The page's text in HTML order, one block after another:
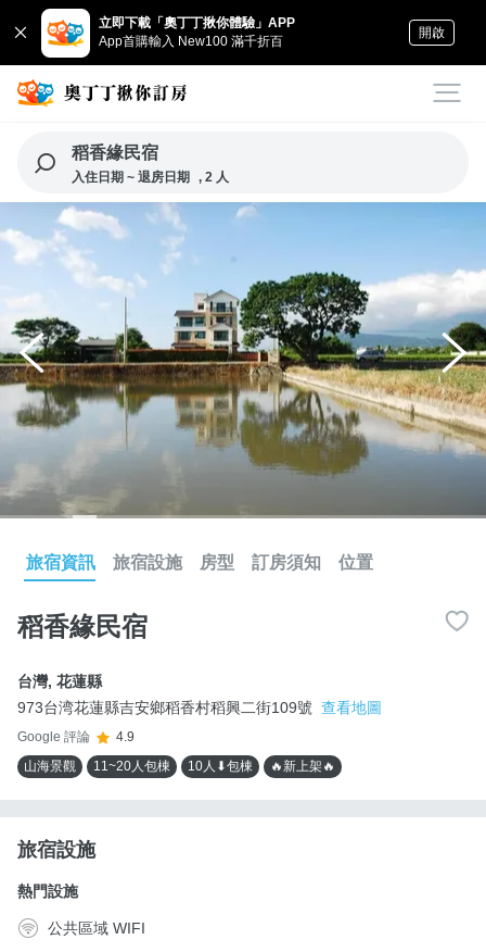
立即下載「奧丁丁揪你體驗」APP
App首購輸入 New100 滿千折百
開啟
稻香緣民宿
入住日期 ~ 退房日期 , 2 人
旅宿資訊 旅宿設施 房型 訂房須知 位置
稻香緣民宿
台灣, 花蓮縣
973台湾花蓮縣吉安鄉稻香村稻興二街109號 查看地圖
Google 評論
4.9
山海景觀
11~20人包棟 10人⬇包棟 🔥新上架🔥
旅宿設施
熱門設施
公共區域 WIFI